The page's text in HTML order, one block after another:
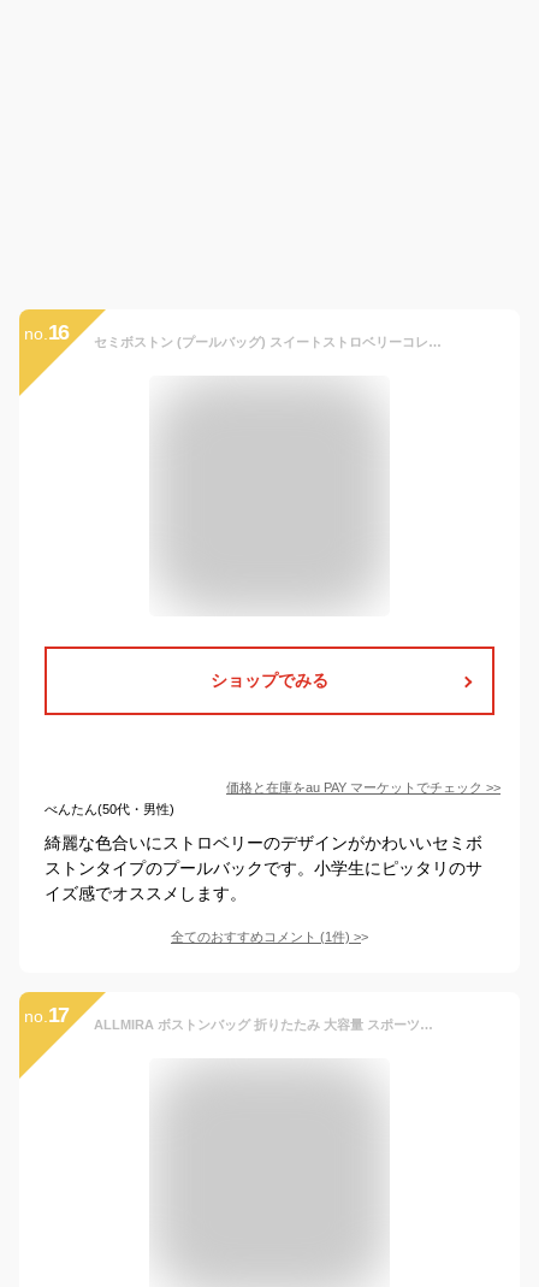
no. 16 セミボストン (プールバッグ) スイートストロベリーコレクション(アイボリー) N2906400
ショップでみる
価格と在庫をau PAY マーケット でチェック >>
べんたん(50代・男性)
綺麗な色合いにストロベリーのデザインがかわいいセミボ
ストンタイプのプールバックです。小学生にピッタリのサ
イズ感でオススメします。
全てのおすすめコメント (1件) >
no. 17 ALLMIRA ボストンバッグ 折りたたみ 大容量 スポーツバッグ 旅行バッグ 軽量 防水 乾湿分離 撥水 2泊3日 トラベルバッグ レディース メンズ ジムバッグ 出張 修学旅行 女の子 通学 アウトドア ダッフルバッグ